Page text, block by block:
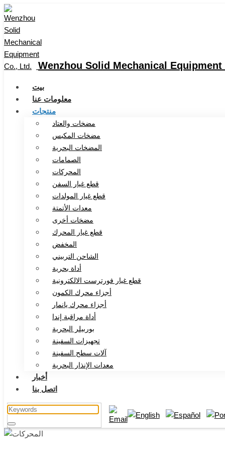
Wenzhou Solid Mechanical Equipment
بيت
معلومات عنا
منتجات
مضخات والعتاد
مضخات المكبس
المضخات البحرية
الصمامات
المحركات
قطع غيار السفن
قطع غيار المولدات
معدات الأتمتة
مضخات أخرى
قطع غيار المحرك
المخفض
الشاحن التربيني
أداة بحرية
قطع غيار فورترست الالكترونية
أجزاء محرك الكمون
أجزاء محرك يانمار
أداة مراقبة إندا
بوربيلر البحرية
تجهيزات السفينة
آلات سطح السفينة
معدات الإنذار البحرية
أخبار
اتصل بنا